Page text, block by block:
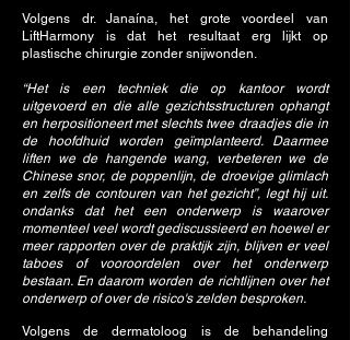
Volgens dr. Janaína, het grote voordeel van
LiftHarmony is dat het resultaat erg lijkt op
plastische chirurgie zonder snijwonden.
“Het is een techniek die op kantoor wordt
uitgevoerd en die alle gezichtsstructuren ophangt
en herpositioneert met slechts twee draadjes die in
de hoofdhuid worden geïmplanteerd. Daarmee
liften we de hangende wang, verbeteren we de
Chinese snor, de poppenlijn, de droevige glimlach
en zelfs de contouren van het gezicht”, legt hij uit.
ondanks dat het een onderwerp is waarover
momenteel veel wordt gediscussieerd en hoewel er
meer rapporten over de praktijk zijn, blijven er veel
taboes of vooroordelen over het onderwerp
bestaan. En daarom worden de richtlijnen over het
onderwerp of over de risico's zelden besproken.
Volgens de dermatoloog is de behandeling